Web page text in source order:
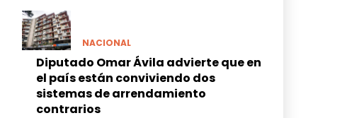
NACIONAL
Diputado Omar Ávila advierte que en
el país están conviviendo dos
sistemas de arrendamiento
contrarios